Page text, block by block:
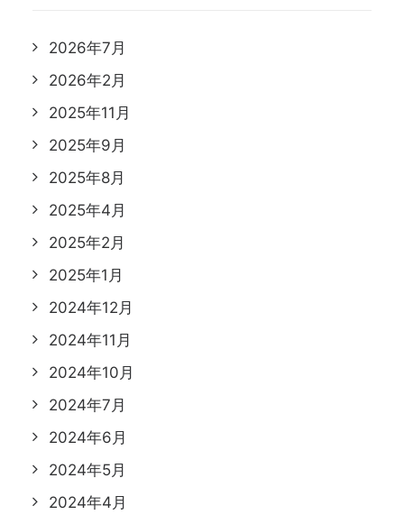
2026年7月
2026年2月
2025年11月
2025年9月
2025年8月
2025年4月
2025年2月
2025年1月
2024年12月
2024年11月
2024年10月
2024年7月
2024年6月
2024年5月
2024年4月